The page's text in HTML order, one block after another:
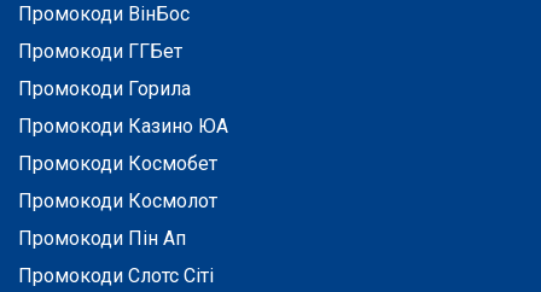
Промокоди ВінБос
Промокоди ГГБет
Промокоди Горила
Промокоди Казино ЮА
Промокоди Космобет
Промокоди Космолот
Промокоди Пін Ап
Промокоди Слотс Сіті